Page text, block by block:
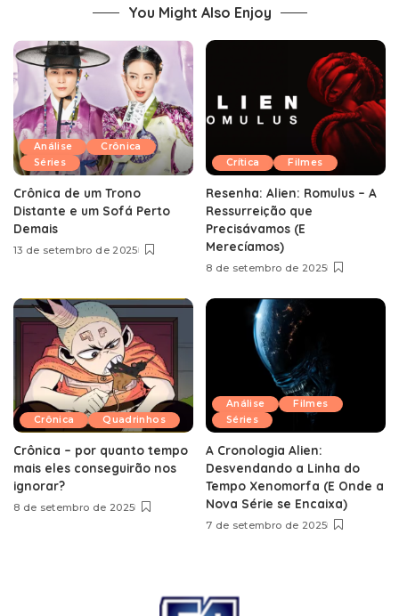
You Might Also Enjoy
Análise
Crônica
Séries
Crônica de um Trono
Distante e um Sofá Perto
Demais
13 de setembro de 2025
Crítica Filmes
Resenha: Alien: Romulus – A
Ressurreição que
Precisávamos (E
Merecíamos)
8 de setembro de 2025
Crônica Quadrinhos
Crônica – por quanto tempo
mais eles conseguirão nos
ignorar?
8 de setembro de 2025
Análise
Filmes
Séries
A Cronologia Alien:
Desvendando a Linha do
Tempo Xenomorfa (E Onde a
Nova Série se Encaixa)
7 de setembro de 2025